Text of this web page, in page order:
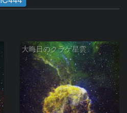
大晦日のクラゲ星雲